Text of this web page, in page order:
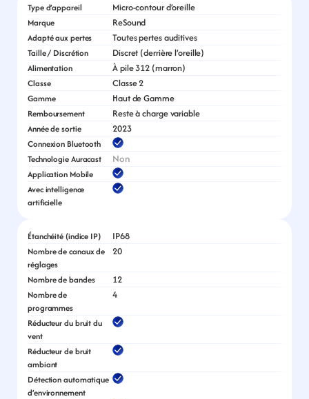
Type d’appareil Micro-contour d’oreille
Marque ReSound
Adapté aux pertes Toutes pertes auditives
Taille / Discrétion Discret (derrière l’oreille)
Alimentation À pile 312 (marron)
Classe Classe 2
Gamme Haut de Gamme
Remboursement Reste à charge variable
Année de sortie 2023
Connexion Bluetooth
Technologie Auracast
Non
Application Mobile
Avec intelligence
artificielle
Étanchéité (indice IP) IP68
Nombre de canaux de
réglages
20
Nombre de bandes 12
Nombre de
programmes
4
Réducteur du bruit du
vent
Réducteur de bruit
ambiant
Détection automatique
d’environnement